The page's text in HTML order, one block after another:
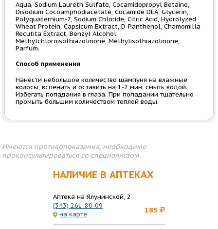
Аqua, Sodium Laureth Sulfate, Cocamidopropyl Betaine,
Disodium Cocoamphodiacetate, Cocamide DEA, Glycerin,
Polyquaternium-7, Sodium Chloride, Citric Acid, Hydrolyzed
Wheat Protein, Capsicum Extract, D-Panthenol, Chamomilla
Recutita Extract, Benzyl Alcohol,
Methylchloroisothiazolinonе, Methylisothiazolinone,
Parfum.
Способ применения
Нанести небольшое количество шампуня на влажные
волосы, вспенить и оставить на 1-2 мин, смыть водой.
Избегать попадания в глаза. При попадании тщательно
промыть большим количеством теплой воды.
Имеются противопоказания, необходимо
проконсультироваться со специалистом.
НАЛИЧИЕ В АПТЕКАХ
Аптека на Ялунинской, 2
(343) 261-80-09
на карте
185